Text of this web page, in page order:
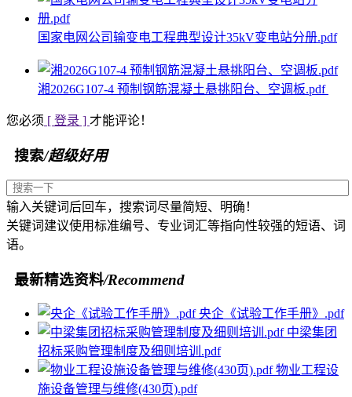
国家电网公司输变电工程典型设计35kV变电站分册.pdf
湘2026G107-4 预制钢筋混凝土悬挑阳台、空调板.pdf
您必须 [ 登录 ] 才能评论！
搜索/超级好用
输入关键词后回车，搜索词尽量简短、明确！
关键词建议使用标准编号、专业词汇等指向性较强的短语、词
语。
最新精选资料/Recommend
央企《试验工作手册》.pdf
中梁集团
招标采购管理制度及细则培训.pdf
物业工程设
施设备管理与维修(430页).pdf